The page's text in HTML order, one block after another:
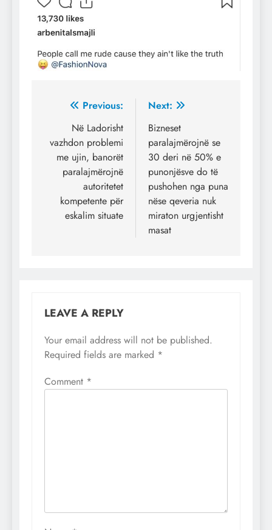
Post
navigation
Previous:
Në Ladorisht
vazhdon problemi
me ujin, banorët
paralajmërojnë
autoritetet
kompetente për
eskalim situate
Next:
Bizneset
paralajmërojnë se
30 deri në 50% e
punonjësve do të
pushohen nga puna
nëse qeveria nuk
miraton urgjentisht
masat
LEAVE A REPLY
Your email address will not be published.
Required fields are marked *
Comment *